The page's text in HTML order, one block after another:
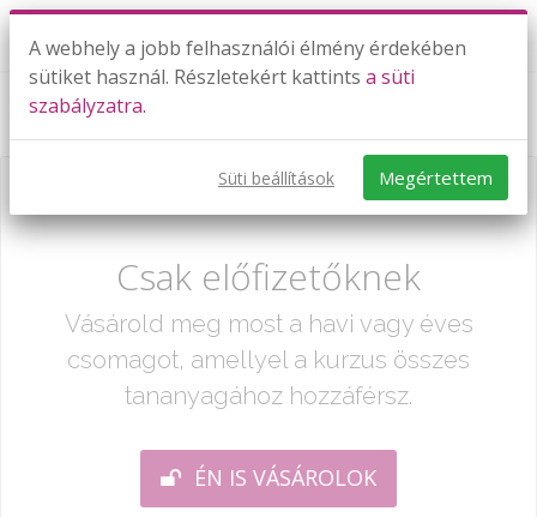
Szintfelmérő 5. oszt. után 2. rész
Már csak egy lépés:
Csak előfizetőknek
Vásárold meg most a havi vagy éves
csomagot, amellyel a kurzus összes
tananyagához hozzáférsz.
ÉN IS VÁSÁROLOK
A webhely a jobb felhasználói élmény érdekében
sütiket használ. Részletekért kattints a süti
szabályzatra.
Süti beállítások Megértettem